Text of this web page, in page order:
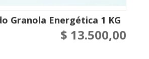
Granola Energética 1 KG
$ 13.500,00